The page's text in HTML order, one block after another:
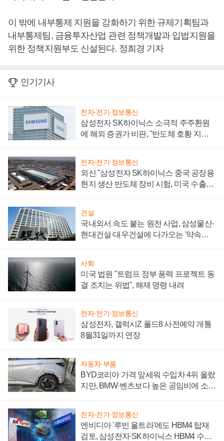
이 밖에 내부통제 지원을 강화하기 위한 규제기획팀과
내부통제팀, 금융투자산업 관련 정책개발과 입법지원을
위한 정책지원부도 신설된다. 정희경 기자
인기기사
전자·전기·정보통신
삼성전자 SK하이닉스 소극적 주주환원
에 해외 증권가 비판, "반도체 호황 지속
전자·전기·정보통신
외신 "삼성전자 SK하이닉스 중국 공장용
현지 생산 반도체 장비 시험, 미국 수출통
건설
국내외서 속도 붙는 원전 사업, 삼성물산·
현대건설·대우건설에 다가오는 '약속의
사회
미국 법원 "트럼프 정부 풍력 프로젝트 동
결 조치는 위법", 해제 명령 내려
전자·전기·정보통신
삼성전자, 갤럭시Z 폴드8 사전예약 개통
8월31일까지 연장
자동차·부품
BYD코리아 가격 앞세워 수입차 4위 올랐
지만, BMW·벤츠보다 높은 공임비에 소비
전자·전기·정보통신
엔비디아 '루빈 울트라'에도 HBM4 탑재
검토, 삼성전자·SK하이닉스 HBM4 수율